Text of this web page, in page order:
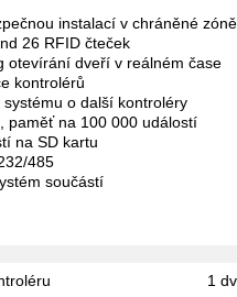
instalací v chráněné zóně
26 RFID čteček
otevírání dveří v reálném čase
kontrolérů
o další kontroléry
paměť na 100 000 událostí
na SD kartu
485
součástí
1